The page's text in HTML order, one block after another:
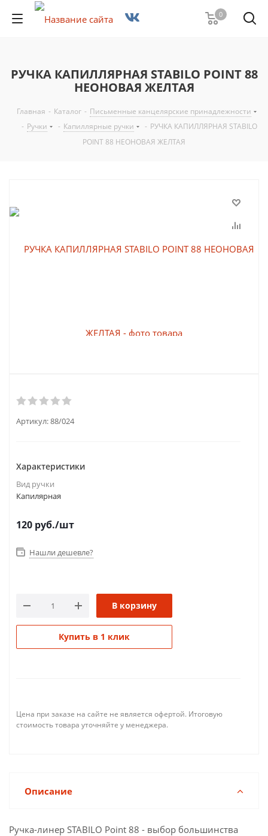
0
РУЧКА КАПИЛЛЯРНАЯ STABILO POINT 88
НЕОНОВАЯ ЖЕЛТАЯ
Главная - Каталог - Письменные канцелярские принадлежности
- Ручки - Капиллярные ручки - РУЧКА КАПИЛЛЯРНАЯ STABILO
POINT 88 НЕОНОВАЯ ЖЕЛТАЯ
Артикул:88/024
Характеристики
Вид ручки
Капилярная
120 руб./шт
Нашли дешевле?
В корзину
Купить в 1 клик
Цена при заказе на сайте не является офертой. Итоговую
стоимость товара уточняйте у менеджера.
Описание
Ручка-линер STABILO Point 88 - выбор большинства